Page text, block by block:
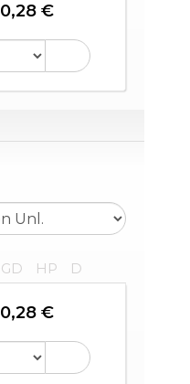
0,28 €
GD HP D
0,28 €